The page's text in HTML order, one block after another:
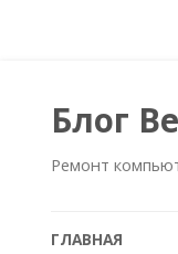
Блог
Ремонт
ГЛАВНАЯ